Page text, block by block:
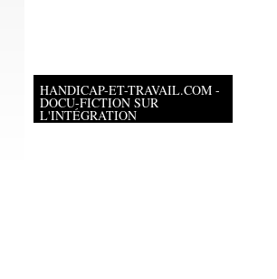
HANDICAP-ET-TRAVAIL.COM -
DOCU-FICTION SUR
L'INTÉGRATION
PROFESSIONNELLE DES